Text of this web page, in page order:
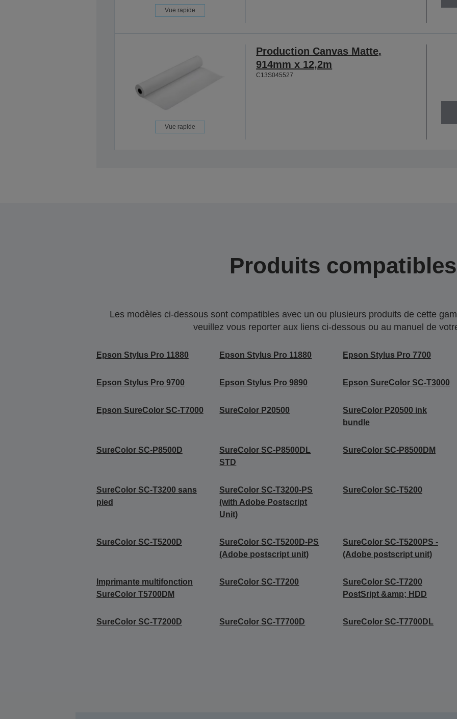
Vue rapide
Vue rapide
Production Canvas Matte,
914mm x 12,2m
C13S045527
Produits compatibles
Les modèles ci-dessous sont compatibles avec un ou plusieurs produits de cette
veuillez vous reporter aux liens ci-dessous ou au manuel de
Epson Stylus Pro 11880 Epson Stylus Pro 11880 Epson Stylus Pro 7700
Epson Stylus Pro 9700 Epson Stylus Pro 9890 Epson SureColor SC-T3000
Epson SureColor SC-T7000 SureColor P20500
SureColor P20500 ink
bundle
SureColor SC-P8500D
SureColor SC-P8500DL
STD
SureColor SC-P8500DM
SureColor SC-T3200 sans
pied
SureColor SC-T3200-PS
(with Adobe Postscript
Unit)
SureColor SC-T5200
SureColor SC-T5200D
SureColor SC-T5200D-PS
(Adobe postscript unit)
SureColor SC-T5200PS -
(Adobe postscript unit)
Imprimante multifonction
SureColor T5700DM
SureColor SC-T7200
SureColor SC-T7200
PostSript &amp; HDD
SureColor SC-T7200D SureColor SC-T7700D SureColor SC-T7700DL